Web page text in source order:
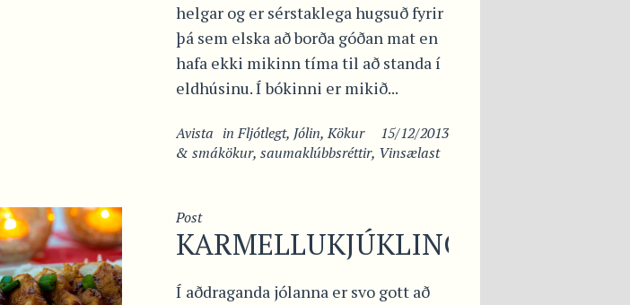
helgar og er sérstaklega hugsuð fyrir
þá sem elska að borða góðan mat en
hafa ekki mikinn tíma til að standa í
eldhúsinu. Í bókinni er mikið...
15/12/2013
Avista inFljótlegt, Jólin,Kökur
& smákökur, saumaklúbbsréttir, Vinsælast
Post
KARMELLUKJÚKLINGUR
Í aðdraganda jólanna er svo gott að